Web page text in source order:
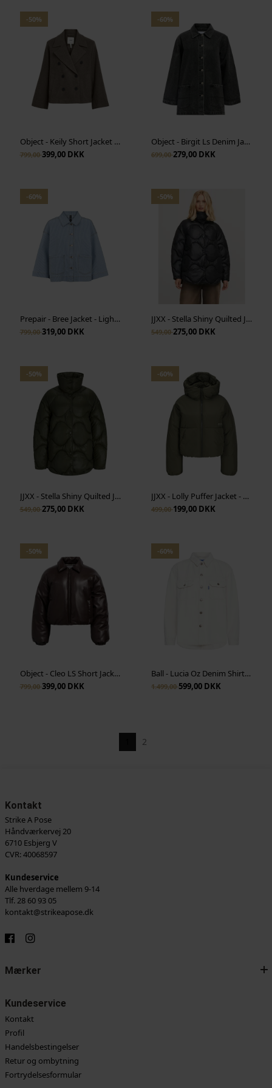
Vis cookie detaljer
-50%
Object - Keily Short Jacket - Morel Melange
799,00399,00 DKK
-60%
Object - Birgit Ls Denim Jacket - Black Denim
699,00279,00 DKK
-60%
Prepair - Bree Jacket - Light Blue
799,00319,00 DKK
-50%
JJXX - Stella Shiny Quilted Jacket - Black
549,00275,00 DKK
-50%
JJXX - Stella Shiny Quilted Jacket - Grape Leaf
549,00275,00 DKK
-60%
JJXX - Lolly Puffer Jacket - Grape Leaf
499,00199,00 DKK
-50%
Object - Cleo LS Short Jacket - Seal Brown
799,00399,00 DKK
-60%
Ball - Lucia Oz Denim Shirt - Birch
1.499,00599,00 DKK
2
Kontakt
Strike A Pose
Håndværkervej 20
6710 Esbjerg V
CVR: 40068597
Kundeservice
Alle hverdage mellem 9-14
Tlf. 28 60 93 05
kontakt@strikeapose.dk
Mærker
Kundeservice
Kontakt
Profil
Handelsbestingelser
Retur og ombytning
Fortrydelsesformular